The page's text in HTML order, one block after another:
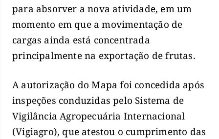
para absorver a nova atividade, em um
momento em que a movimentação de
cargas ainda está concentrada
principalmente na exportação de frutas.
A autorização do Mapa foi concedida após
inspeções conduzidas pelo Sistema de
Vigilância Agropecuária Internacional
(Vigiagro), que atestou o cumprimento das